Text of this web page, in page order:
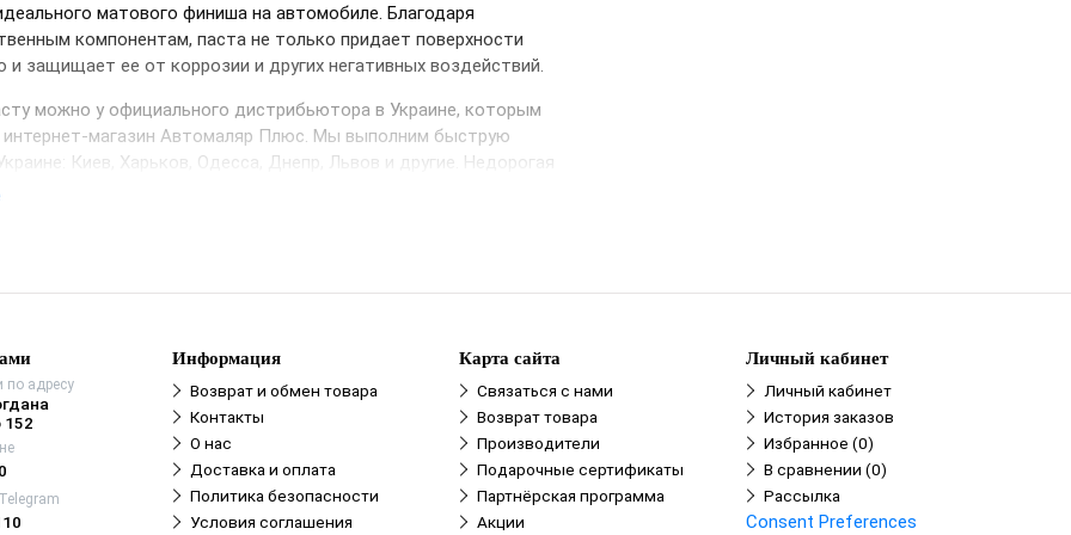
матового финиша на автомобиле. Благодаря
компонентам, паста не только придает поверхности
и защищает ее от коррозии и других негативных воздействий.
можно у официального дистрибьютора в Украине, которым
интернет-магазин Автомаляр Плюс. Мы выполним быструю
Киев, Харьков, Одесса, Днепр, Львов и другие. Недорогая
Liquid Matt позволит вам получить профессиональный
по адресу
152
Информация
Возврат и обмен товара
Контакты
О нас
Доставка и оплата
Политика безопасности
Условия соглашения
Карта сайта
Связаться с нами
Возврат товара
Производители
Подарочные сертификаты
Партнёрская программа
Акции
Личный кабинет
Личный кабинет
История заказов
Избранное (0)
В сравнении (0)
Рассылка
Consent Preferences